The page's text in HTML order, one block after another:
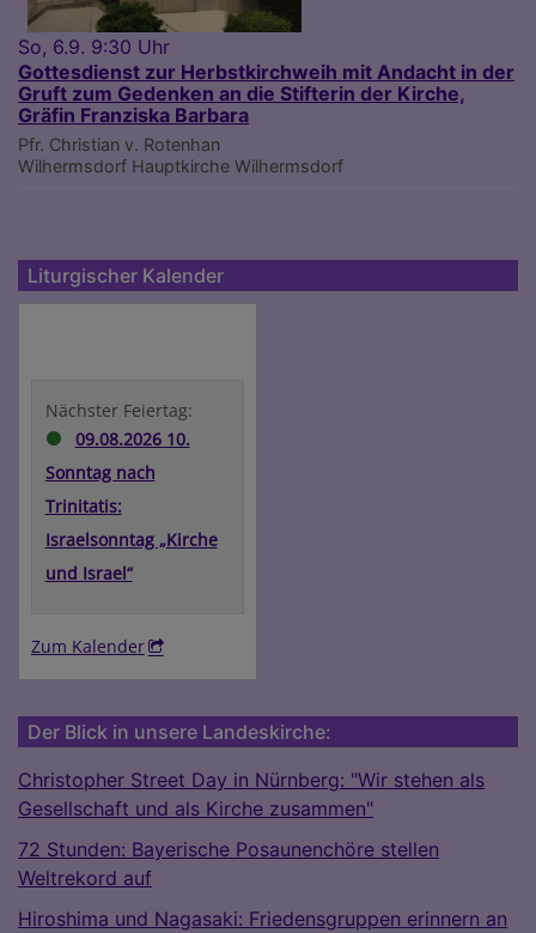
So, 6.9. 9:30 Uhr
Gottesdienst zur Herbstkirchweih mit Andacht in der
Gruft zum Gedenken an die Stifterin der Kirche,
Gräfin Franziska Barbara
Pfr. Christian v. Rotenhan
Wilhermsdorf Hauptkirche Wilhermsdorf
Liturgischer Kalender
Nächster Feiertag:
09.08.2026 10.
Sonntag nach
Trinitatis:
Israelsonntag „Kirche
und Israel“
Zum Kalender
Der Blick in unsere Landeskirche:
Christopher Street Day in Nürnberg: "Wir stehen als
Gesellschaft und als Kirche zusammen"
72 Stunden: Bayerische Posaunenchöre stellen
Weltrekord auf
Hiroshima und Nagasaki: Friedensgruppen erinnern an